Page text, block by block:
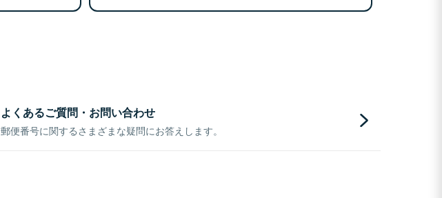
よくあるご質問・お問い合わせ
郵便番号に関するさまざまな疑問にお答えします。